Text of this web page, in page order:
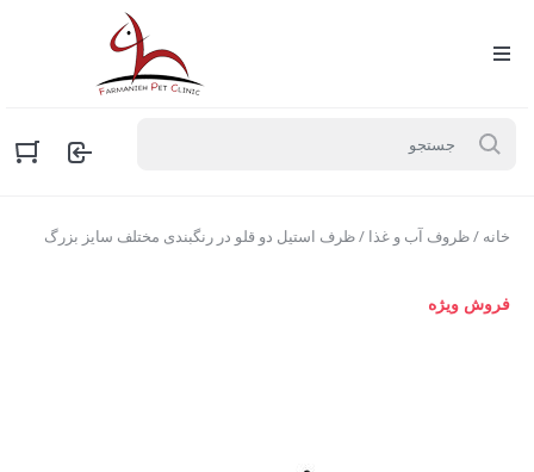
خانه /ظروف آب و غذا / ظرف استيل دو قلو در رنگبندی مختلف سایز بزرگ
فروش ویژه